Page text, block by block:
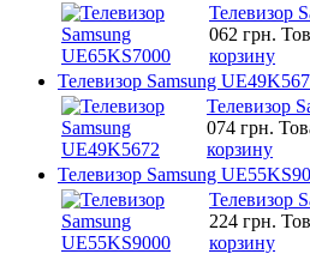
Телевизор
062 грн.
корзину
Телевизор Samsung
Телевизор
074 грн.
корзину
Телевизор Samsung
Телевизор
224 грн.
корзину